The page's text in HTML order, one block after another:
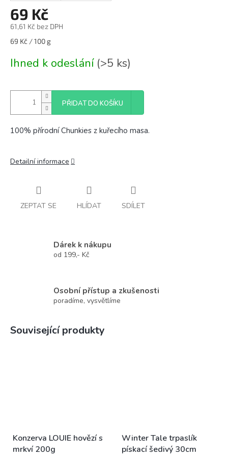
69 Kč
61,61 Kč bez DPH
Měrná
69 Kč / 100 g
Ihned k odeslání (>5 ks)
PŘIDAT DO KOŠÍKU
100% přírodní Chunkies z kuřecího masa.
Detailní informace
ZEPTAT SE HLÍDAT SDÍLET
Dárek k nákupu
od 199,- Kč
Osobní přístup a zkušenosti
poradíme, vysvětlíme
Související produkty
Konzerva LOUIE hovězí s
mrkví 200g
Winter Tale trpaslík
pískací šedivý 30cm